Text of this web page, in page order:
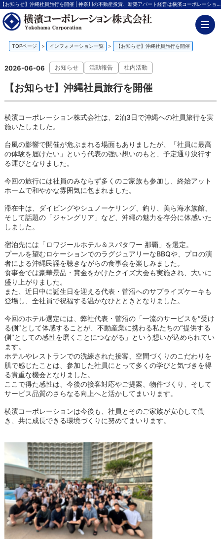
【お知らせ】沖縄社員旅行を開催 | 神奈川の不動産投資、新築アパート経営は横濱コーポレーション
TOPページ > インフォメーション一覧 > 【お知らせ】沖縄社員旅行を開催
2026-06-06 お知らせ 活動報告 社内活動
【お知らせ】沖縄社員旅行を開催
横濱コーポレーション株式会社は、2泊3日で沖縄への社員旅行を実
施いたしました。
台風の影響で開催が危ぶまれる場面もありましたが、「社員に最高
の体験を届けたい」という代表の強い想いのもと、予定通り決行す
る運びとなりました。
今回の旅行には社員のみならず多くのご家族も参加し、終始アット
ホームで和やかな雰囲気に包まれました。
滞在中は、ダイビングやシュノーケリング、釣り、美ら海水族館、
そして話題の「ジャングリア」など、沖縄の魅力を存分に体感いた
しました。
宿泊先には「ロワジールホテル＆スパタワー 那覇」を選定。
プールを望むロケーションでのラグジュアリーなBBQや、プロの演
者による沖縄民謡を聴きながらの食事会を楽しみました。
食事会では豪華景品・賞金をかけたクイズ大会も実施され、大いに
盛り上がりました。
また、近日中に誕生日を迎える代表・菅沼へのサプライズケーキも
登場し、全社員で祝福する温かなひとときとなりました。
今回のホテル選定には、弊社代表・菅沼の「一流のサービスを“受け
る側”として体感することが、不動産業に携わる私たちの“提供する
側”としての感性を磨くことにつながる」という想いが込められてい
ます。
ホテルやレストランでの洗練された接客、空間づくりのこだわりを
肌で感じたことは、参加した社員にとって多くの学びと気づきを得
る貴重な機会となりました。
ここで得た感性は、今後の接客対応やご提案、物件づくり、そして
サービス品質のさらなる向上へと活かしてまいります。
横濱コーポレーションは今後も、社員とそのご家族が安心して働
き、共に成長できる環境づくりに努めてまいります。